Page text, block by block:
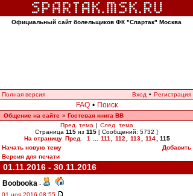
Официальный сайт болельщиков ФК "Спартак" Москва
Полная версия Вход • Регистрация
FAQ • Поиск
Общение на сайте » Гостевая книга ВВ
Пред. тема | След. тема
Страница 115 из 115 [ Сообщений: 5732 ]
На страницу Пред. 1 111 112 113 114
115
Начать новую тему
Добавить
Версия для печати
01.11.2016 - 30.11.2016
Boobooka -
01 ноя 2016 08:55